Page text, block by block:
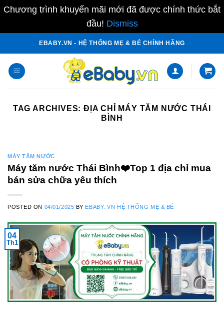
Chương trình khuyến mãi mới đã được chính thức bắt
đầu! Dismiss
content
EBABY.VN - HỆ THỐNG MẸ & BÉ CHÍNH HÃNG
TAG ARCHIVES:ĐỊA CHỈ MÁY TĂM NƯỚC THÁI
BÌNH
MÁY TĂM NƯỚC
Máy tăm nước Thái Bình❤️️Top 1 địa chỉ mua
bán sửa chữa yêu thích
POSTED ON 04/01/2025 BY EBABY. VN HỆ THỐNG MẸ & BÉ
04
Th1